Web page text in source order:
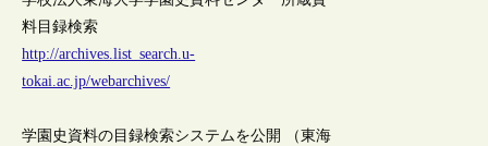
料目録検索
http://archives.list_search.u-
tokai.ac.jp/webarchives/
学園史資料の目録検索システムを公開 （東海